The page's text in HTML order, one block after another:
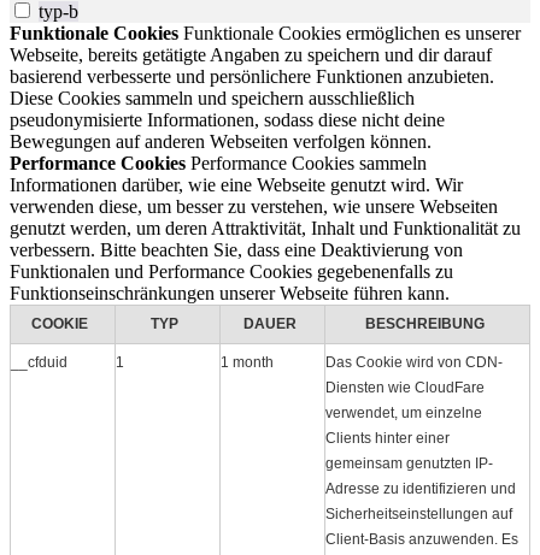
typ-b
Funktionale Cookies Funktionale Cookies ermöglichen es unserer
Webseite, bereits getätigte Angaben zu speichern und dir darauf
basierend verbesserte und persönlichere Funktionen anzubieten.
Diese Cookies sammeln und speichern ausschließlich
pseudonymisierte Informationen, sodass diese nicht deine
Bewegungen auf anderen Webseiten verfolgen können.
Performance Cookies Performance Cookies sammeln
Informationen darüber, wie eine Webseite genutzt wird. Wir
verwenden diese, um besser zu verstehen, wie unsere Webseiten
genutzt werden, um deren Attraktivität, Inhalt und Funktionalität zu
verbessern. Bitte beachten Sie, dass eine Deaktivierung von
Funktionalen und Performance Cookies gegebenenfalls zu
Funktionseinschränkungen unserer Webseite führen kann.
COOKIE TYP DAUER BESCHREIBUNG
__cfduid 1 1 month
Das Cookie wird von CDN-
Diensten wie CloudFare
verwendet, um einzelne
Clients hinter einer
gemeinsam genutzten IP-
Adresse zu identifizieren und
Sicherheitseinstellungen auf
Client-Basis anzuwenden. Es